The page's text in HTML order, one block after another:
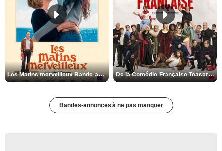
Les Matins merveilleux Bande-annonce VF De la Comédie-Française Teaser VF
Bandes-annonces à ne pas manquer